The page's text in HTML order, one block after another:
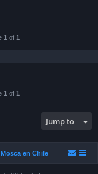
1 of 1
1 of 1
Jump to
en Chile